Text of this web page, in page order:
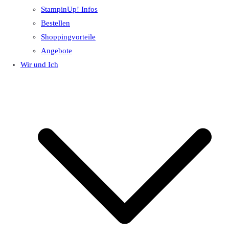
StampinUp! Infos
Bestellen
Shoppingvorteile
Angebote
Wir und Ich